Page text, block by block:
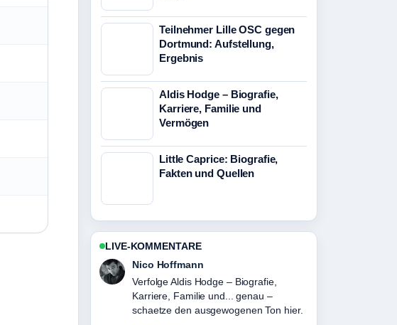
Teilnehmer Lille OSC gegen
Dortmund: Aufstellung,
Ergebnis
Aldis Hodge – Biografie,
Karriere, Familie und
Vermögen
Little Caprice: Biografie,
Fakten und Quellen
LIVE-KOMMENTARE
Nico Hoffmann
Verfolge Aldis Hodge – Biografie,
Karriere, Familie und... genau –
schaetze den ausgewogenen Ton hier.